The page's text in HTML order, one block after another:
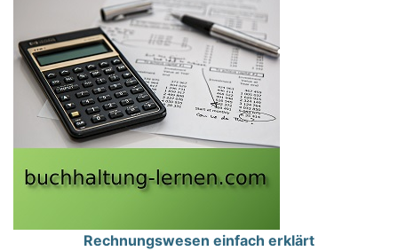
Rechnungswesen einfach erklärt